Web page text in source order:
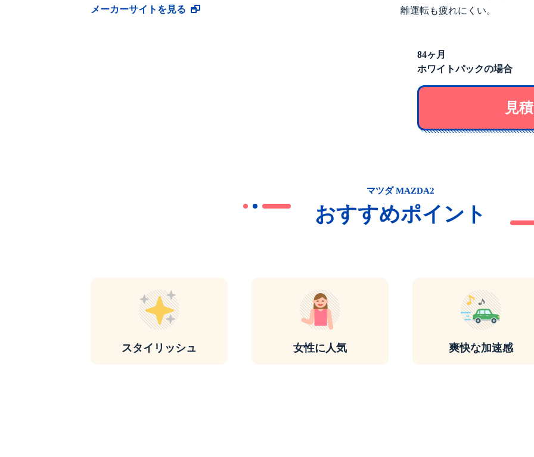
メーカーサイトを見る
離運転も疲れにくい。
84ヶ月
ホワイトパックの場合
見
マツダ MAZDA2
おすすめポイント
スタイリッシュ 女性に人気 爽快な加速感